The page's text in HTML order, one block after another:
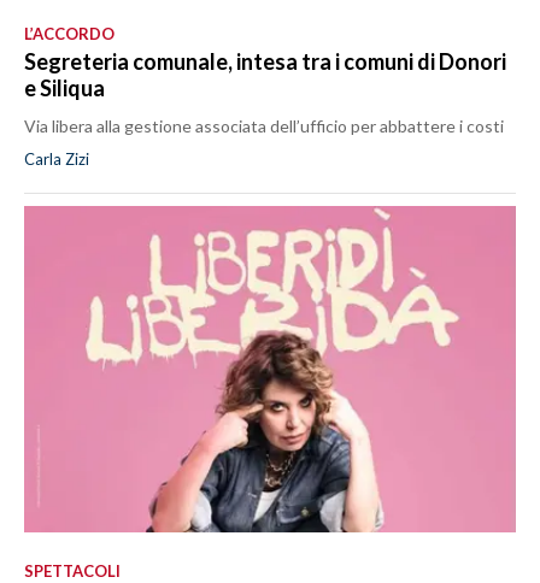
L’ACCORDO
Segreteria comunale, intesa tra i comuni di Donori
e Siliqua
Via libera alla gestione associata dell’ufficio per abbattere i costi
Carla Zizi
SPETTACOLI